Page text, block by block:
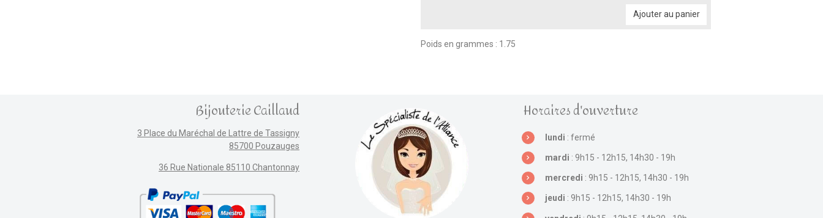
Ajouter au panier
Poids en grammes : 1.75
Bijouterie Caillaud
3 Place du Maréchal de Lattre de Tassigny
85700 Pouzauges
36 Rue Nationale 85110 Chantonnay
Horaires d'ouverture
lundi : fermé
mardi : 9h15 - 12h15, 14h30 - 19h
mercredi : 9h15 - 12h15, 14h30 - 19h
jeudi : 9h15 - 12h15, 14h30 - 19h